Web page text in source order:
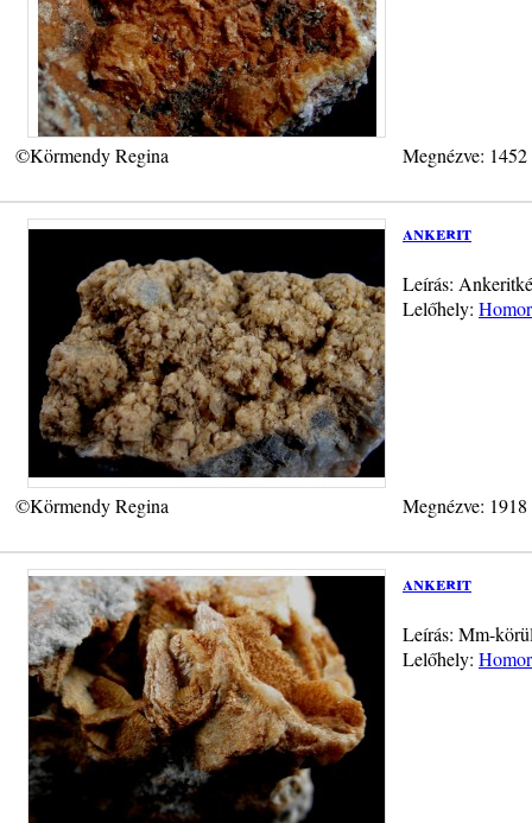
©Körmendy Regina Megnézve:
ankerit
Leírás:
Lelőhely:
©Körmendy Regina Megnézve:
ankerit
Leírás: Mm-
Lelőhely: